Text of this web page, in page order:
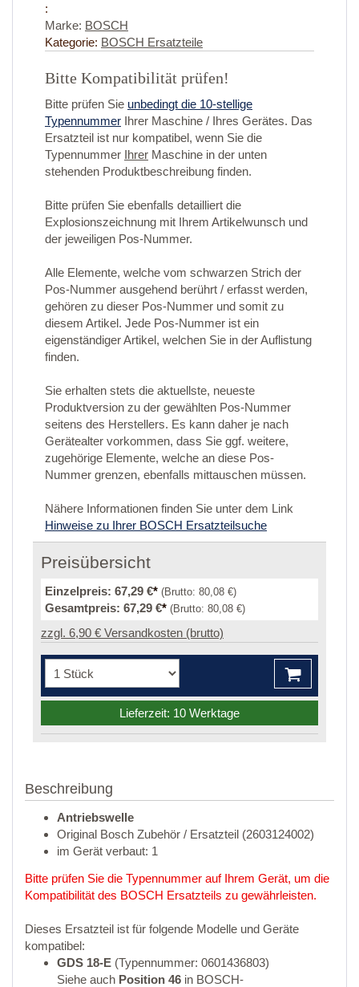
:
Marke: BOSCH
Kategorie: BOSCH Ersatzteile
Bitte Kompatibilität prüfen!
Bitte prüfen Sie unbedingt die 10-stellige
Typennummer Ihrer Maschine / Ihres Gerätes. Das
Ersatzteil ist nur kompatibel, wenn Sie die
Typennummer Ihrer Maschine in der unten
stehenden Produktbeschreibung finden.
Bitte prüfen Sie ebenfalls detailliert die
Explosionszeichnung mit Ihrem Artikelwunsch und
der jeweiligen Pos-Nummer.
Alle Elemente, welche vom schwarzen Strich der
Pos-Nummer ausgehend berührt / erfasst werden,
gehören zu dieser Pos-Nummer und somit zu
diesem Artikel. Jede Pos-Nummer ist ein
eigenständiger Artikel, welchen Sie in der Auflistung
finden.
Sie erhalten stets die aktuellste, neueste
Produktversion zu der gewählten Pos-Nummer
seitens des Herstellers. Es kann daher je nach
Gerätealter vorkommen, dass Sie ggf. weitere,
zugehörige Elemente, welche an diese Pos-
Nummer grenzen, ebenfalls mittauschen müssen.
Nähere Informationen finden Sie unter dem Link
Hinweise zu Ihrer BOSCH Ersatzteilsuche
Preisübersicht
Einzelpreis: 67,29 €* (Brutto: 80,08 €)
Gesamtpreis: 67,29 €* (Brutto: 80,08 €)
zzgl. 6,90 € Versandkosten (brutto)
Lieferzeit: 10 Werktage
Beschreibung
Antriebswelle
Original Bosch Zubehör / Ersatzteil (2603124002)
im Gerät verbaut: 1
Bitte prüfen Sie die Typennummer auf Ihrem Gerät, um die
Kompatibilität des BOSCH Ersatzteils zu gewährleisten.
Dieses Ersatzteil ist für folgende Modelle und Geräte
kompatibel:
GDS 18-E (Typennummer: 0601436803)
Siehe auch Position 46 in BOSCH-